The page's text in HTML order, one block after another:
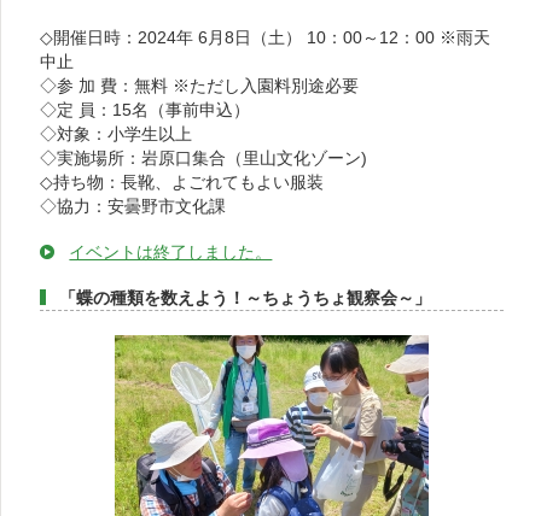
◇開催日時：2024年 6月8日（土） 10：00～12：00 ※雨天
中止
◇参 加 費：無料 ※ただし入園料別途必要
◇定 員：15名（事前申込）
◇対象：小学生以上
◇実施場所：岩原口集合（里山文化ゾーン)
◇持ち物：長靴、よごれてもよい服装
◇協力：安曇野市文化課
イベントは終了しました。
「蝶の種類を数えよう！～ちょうちょ観察会～」